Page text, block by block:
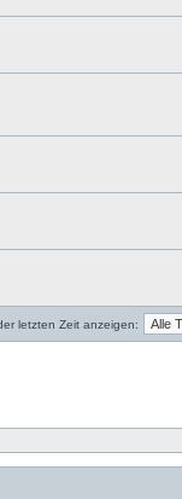
letzten Zeit anzeigen: